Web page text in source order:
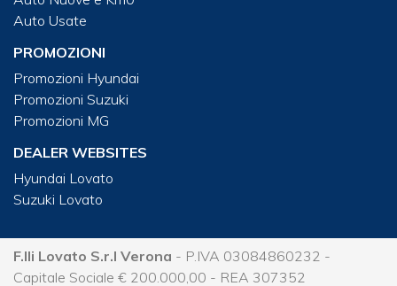
Auto Usate
PROMOZIONI
Promozioni Hyundai
Promozioni Suzuki
Promozioni MG
DEALER WEBSITES
Hyundai Lovato
Suzuki Lovato
F.lli Lovato S.r.l Verona - P.IVA 03084860232 -
Capitale Sociale € 200.000,00 - REA 307352